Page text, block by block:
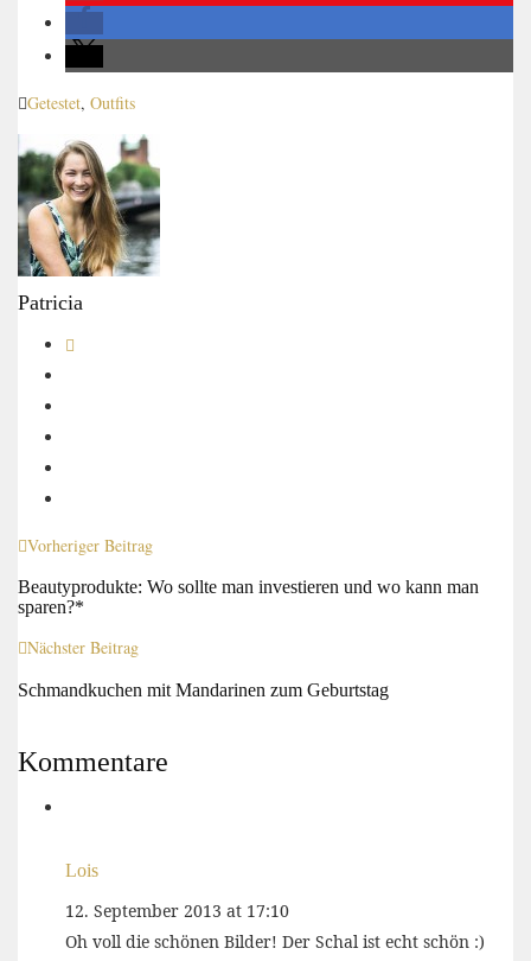
Getestet, Outfits
Patricia
Vorheriger Beitrag
Beautyprodukte: Wo sollte man investieren und wo kann man
sparen?*
Nächster Beitrag
Schmandkuchen mit Mandarinen zum Geburtstag
Kommentare
Lois
12. September 2013 at 17:10
Oh voll die schönen Bilder! Der Schal ist echt schön :)